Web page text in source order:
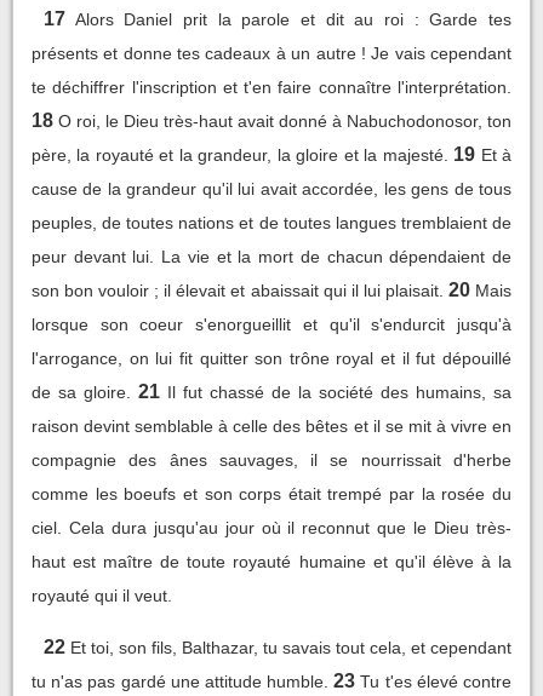
17 Alors Daniel prit la parole et dit au roi : Garde tes
présents et donne tes cadeaux à un autre ! Je vais cependant
te déchiffrer l'inscription et t'en faire connaître l'interprétation.
18 O roi, le Dieu très-haut avait donné à Nabuchodonosor, ton
père, la royauté et la grandeur, la gloire et la majesté. 19 Et à
cause de la grandeur qu'il lui avait accordée, les gens de tous
peuples, de toutes nations et de toutes langues tremblaient de
peur devant lui. La vie et la mort de chacun dépendaient de
son bon vouloir ; il élevait et abaissait qui il lui plaisait. 20 Mais
lorsque son coeur s'enorgueillit et qu'il s'endurcit jusqu'à
l'arrogance, on lui fit quitter son trône royal et il fut dépouillé
de sa gloire.
21 Il fut chassé de la société des humains, sa
raison devint semblable à celle des bêtes et il se mit à vivre en
compagnie des ânes sauvages, il se nourrissait d'herbe
comme les boeufs et son corps était trempé par la rosée du
ciel. Cela dura jusqu'au jour où il reconnut que le Dieu très-
haut est maître de toute royauté humaine et qu'il élève à la
royauté qui il veut.
22 Et toi, son fils, Balthazar, tu savais tout cela, et cependant
tu n'as pas gardé une attitude humble. 23 Tu t'es élevé contre